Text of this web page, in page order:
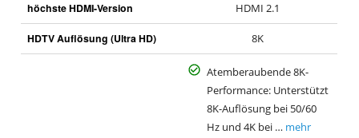
höchste HDMI-Version HDMI 2.1
HDTV Auflösung (Ultra HD) 8K
Atemberaubende 8K-
Performance: Unterstützt
8K-Auflösung bei 50/60
Hz und 4K bei … mehr